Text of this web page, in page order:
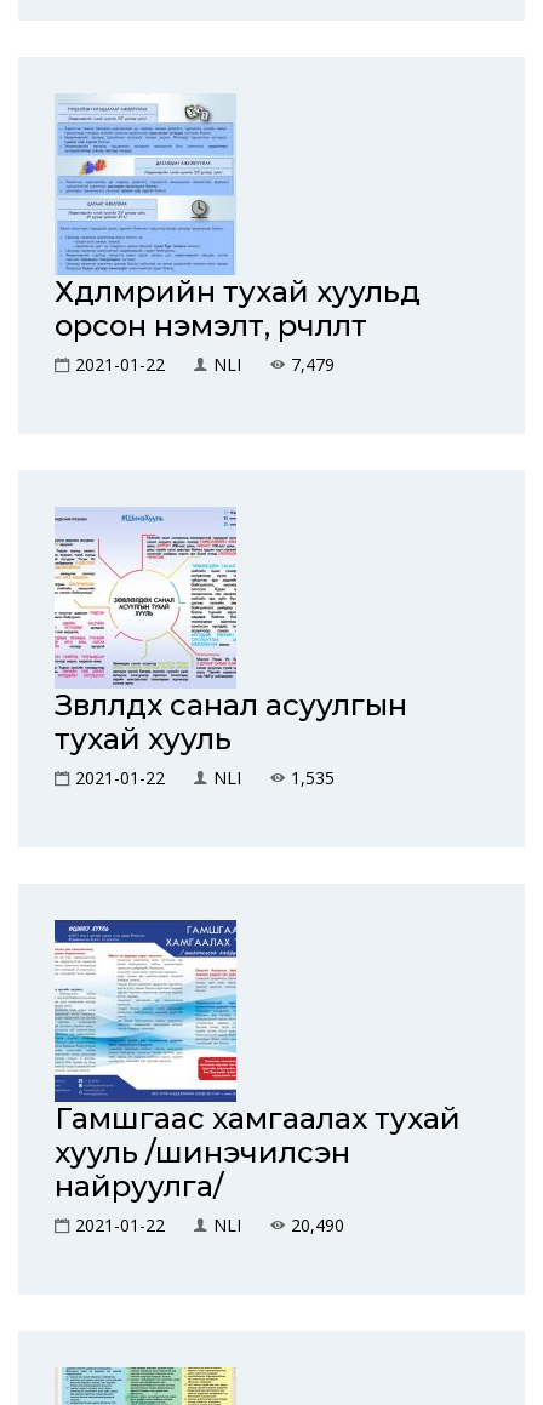
Хөдөлмөрийн тухай хуульд
орсон нэмэлт, өөрчлөлт
2021-01-22 NLI 7,479
Зөвлөлдөх санал асуулгын
тухай хууль
2021-01-22 NLI 1,535
Гамшгаас хамгаалах тухай
хууль /шинэчилсэн
найруулга/
2021-01-22 NLI 20,490